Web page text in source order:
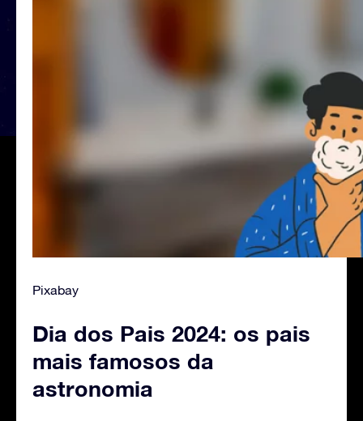
Pixabay
Dia dos Pais 2024: os pais
mais famosos da
astronomia